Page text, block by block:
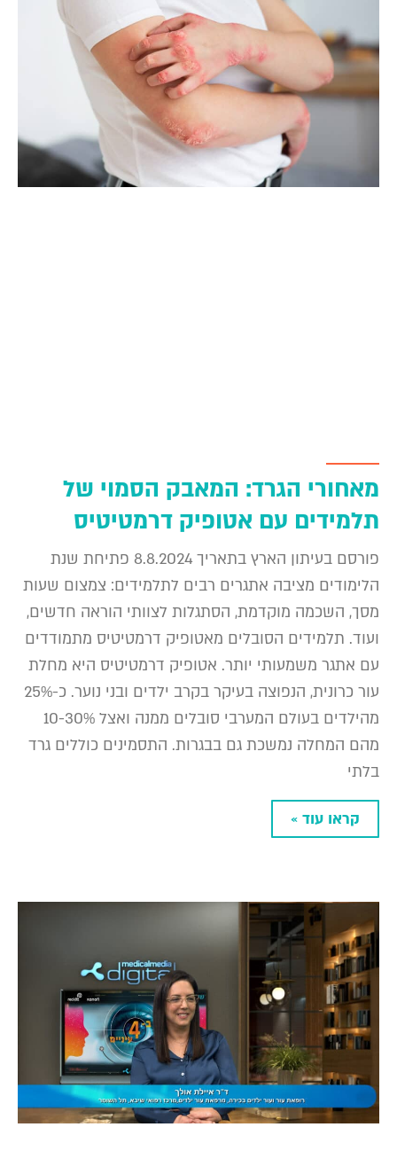
מאחורי הגרד: המאבק הסמוי של
תלמידים עם אטופיק דרמטיטיס
פורסם בעיתון הארץ בתאריך 8.8.2024 פתיחת שנת
הלימודים מציבה אתגרים רבים לתלמידים: צמצום שעות
מסך, השכמה מוקדמת, הסתגלות לצוותי הוראה חדשים,
ועוד. תלמידים הסובלים מאטופיק דרמטיטיס מתמודדים
עם אתגר משמעותי יותר. אטופיק דרמטיטיס היא מחלת
עור כרונית, הנפוצה בעיקר בקרב ילדים ובני נוער. כ-25%
מהילדים בעולם המערבי סובלים ממנה ואצל 10-30%
מהם המחלה נמשכת גם בבגרות. התסמינים כוללים גרד
בלתי
קראו עוד »